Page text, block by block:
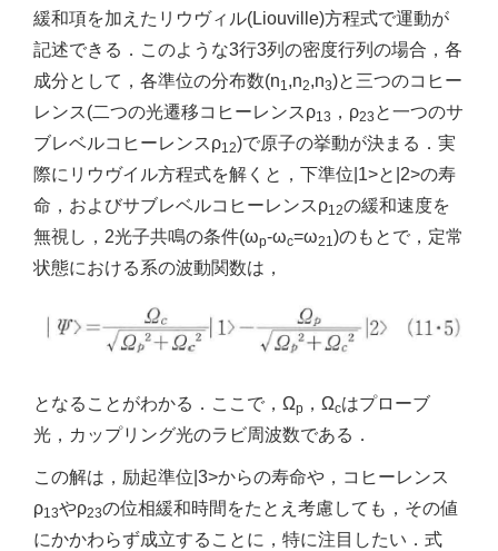
緩和項を加えたリウヴィル(Liouville)方程式で運動が
記述できる．このような3行3列の密度行列の場合，各
成分として，各準位の分布数(n1 ,n2,n3)と三つのコヒー
レンス(二つの光遷移コヒーレンスρ13 ，ρ23 と一つのサ
ブレベルコヒーレンスρ12)で原子の挙動が決まる．実
際にリウヴイル方程式を解くと，下準位|1>と|2>の寿
命，およびサブレベルコヒーレンスρ12の緩和速度を
無視し，2光子共鳴の条件(ωp-ωc=ω21 )のもとで，定常
状態における系の波動関数は，
となることがわかる．ここで，Ωp ，Ωcはプローブ
光，カップリング光のラビ周波数である．
この解は，励起準位|3>からの寿命や，コヒーレンス
ρ13やρ23の位相緩和時間をたとえ考慮しても，その値
にかかわらず成立することに，特に注目したい．式